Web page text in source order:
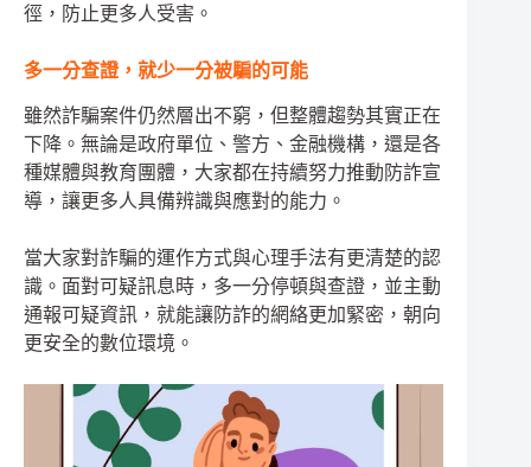
徑，防止更多人受害。
多一分查證，就少一分被騙的可能
雖然詐騙案件仍然層出不窮，但整體趨勢其實正在
下降。無論是政府單位、警方、金融機構，還是各
種媒體與教育團體，大家都在持續努力推動防詐宣
導，讓更多人具備辨識與應對的能力。
當大家對詐騙的運作方式與心理手法有更清楚的認
識。面對可疑訊息時，多一分停頓與查證，並主動
通報可疑資訊，就能讓防詐的網絡更加緊密，朝向
更安全的數位環境。